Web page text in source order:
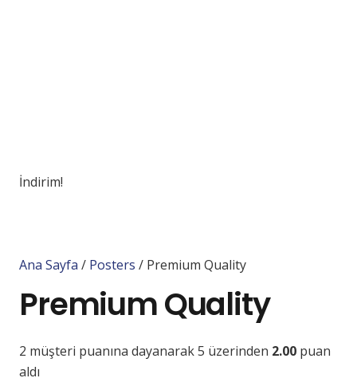
İndirim!
Ana Sayfa / Posters / Premium Quality
Premium Quality
2 müşteri puanına dayanarak 5 üzerinden 2.00 puan
aldı